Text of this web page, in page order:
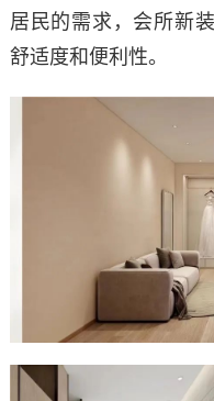
居民的需求，会所新
舒适度和便利性。